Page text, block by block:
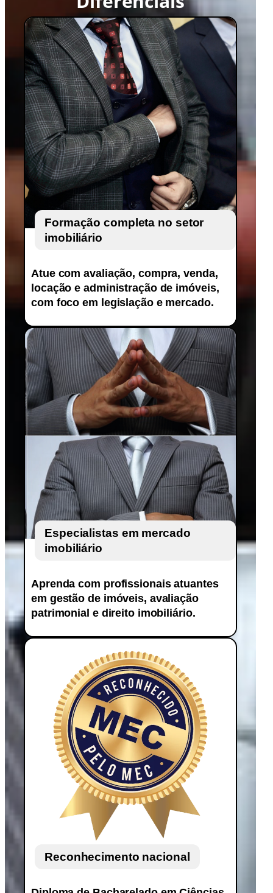
Formação completa no setor
imobiliário
Atue com avaliação, compra, venda,
locação e administração de imóveis,
com foco em legislação e mercado.
Especialistas em mercado
imobiliário
Aprenda com profissionais atuantes
em gestão de imóveis, avaliação
patrimonial e direito imobiliário.
Reconhecimento nacional